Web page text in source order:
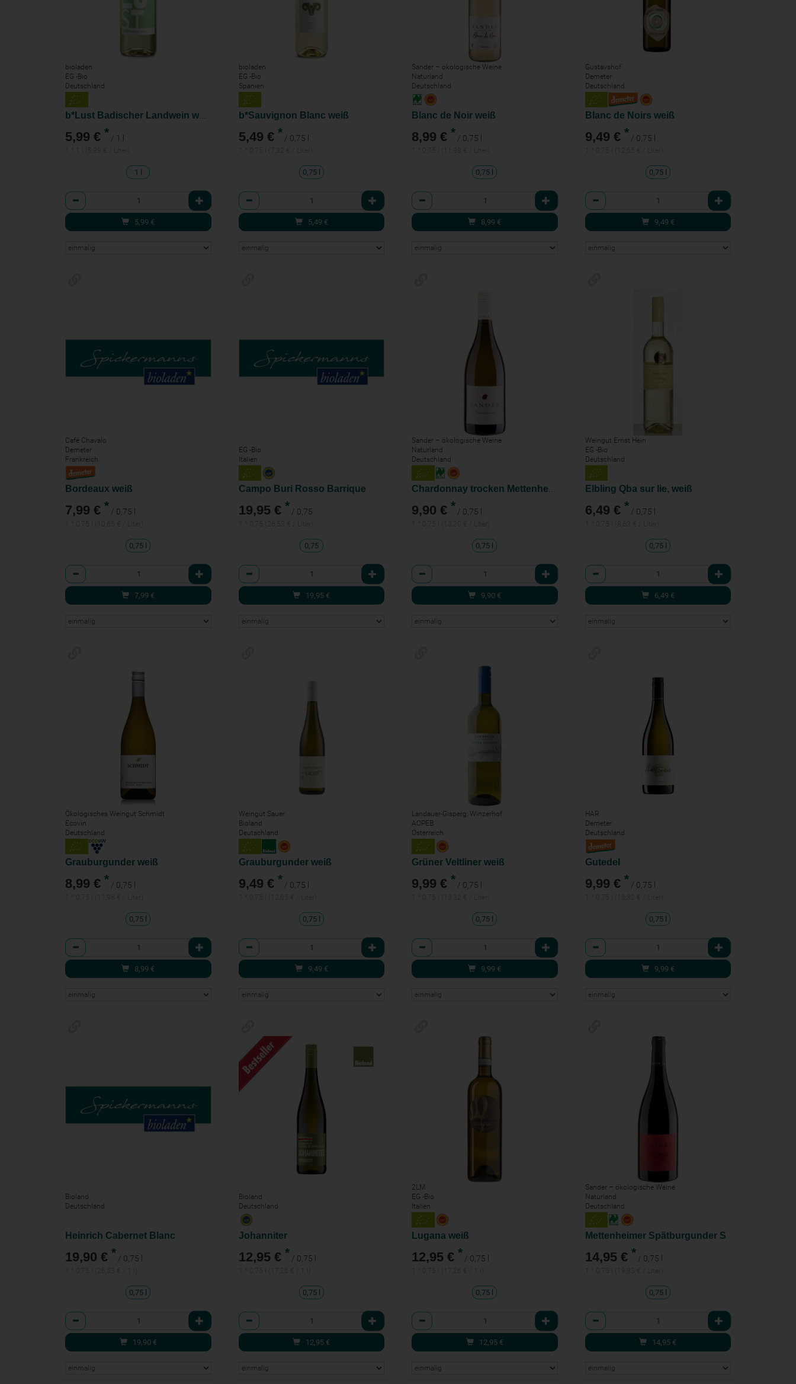
bioladen
EG -Bio
Deutschland
b*Lust Badischer Landwein weiß
5,99 € * / 1 l
1 l
Anzahl
5,99 €
bioladen
EG -Bio
Spanien
b*Sauvignon Blanc weiß
5,49 € * / 0,75 l
0,75 l
Anzahl
5,49 €
Sander – ökologische Weine
Naturland
Deutschland
Blanc de Noir weiß
8,99 € * / 0,75 l
0,75 l
Anzahl
8,99 €
Gustavshof
Demeter
Deutschland
Blanc de Noirs weiß
9,49 € * / 0,75 l
0,75 l
Anzahl
9,49 €
Café Chavalo
Demeter
Frankreich
Bordeaux weiß
7,99 € * / 0,75 l
0,75 l
Anzahl
7,99 €
EG -Bio
Italien
Campo Buri Rosso Barrique
19,95 € * / 0,75
0,75
Anzahl
19,95 €
Sander – ökologische Weine
Naturland
Deutschland
Chardonnay trocken Mettenheim
9,90 € * / 0,75 l
0,75 l
Anzahl
9,90 €
Weingut Ernst Hein
EG -Bio
Deutschland
Elbling Qba sur lie, weiß
6,49 € * / 0,75 l
0,75 l
Anzahl
6,49 €
Ökologisches Weingut Schmidt
Ecovin
Deutschland
Grauburgunder weiß
8,99 € * / 0,75 l
0,75 l
Anzahl
8,99 €
Weingut Sauer
Bioland
Deutschland
Grauburgunder weiß
9,49 € * / 0,75 l
0,75 l
Anzahl
9,49 €
Landauer-Gisperg; Winzerhof
AOPEB
Österreich
Grüner Veltliner weiß
9,99 € * / 0,75 l
0,75 l
Anzahl
9,99 €
HAR
Demeter
Deutschland
Gutedel
9,99 € * / 0,75 l
0,75 l
Anzahl
9,99 €
Bioland
Deutschland
Heinrich Cabernet Blanc
19,90 € * / 0,75 l
0,75 l
Anzahl
19,90 €
Bioland
Deutschland
Johanniter
12,95 € * / 0,75 l
0,75 l
Anzahl
12,95 €
2LM
EG -Bio
Italien
Lugana weiß
12,95 € * / 0,75 l
0,75 l
Anzahl
12,95 €
Sander – ökologische Weine
Naturland
Deutschland
Mettenheimer Spätburgunder S
14,95 € * / 0,75 l
0,75 l
Anzahl
14,95 €